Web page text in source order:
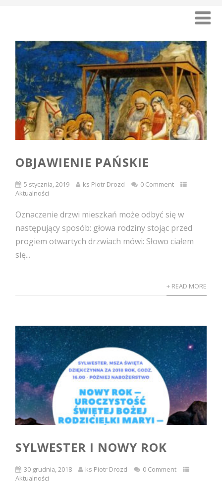
OBJAWIENIE PAŃSKIE
5 stycznia, 2019 ks Piotr Drozd
0 Comment
Aktualności
Oznaczenie drzwi mieszkań może odbyć się w
następujący sposób: głowa rodziny stojąc przed
progiem otwartych drzwiach mówi: Słowo ciałem
się...
+ READ MORE
SYLWESTER I NOWY ROK
30 grudnia, 2018 ks Piotr Drozd
0 Comment
Aktualności